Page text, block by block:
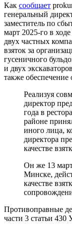
Как сообщает
генеральный
заместитель по
март 2025-го в
двух частных
взяток за
гусеничного
и двух
также
Реализуя
директор
года в
районе
иного лица,
директора
качестве
Он же 13
Минске,
качестве
Противоправные
части 3 статьи 430